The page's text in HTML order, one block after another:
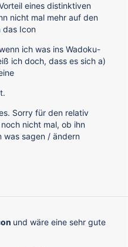
eines distinktiven
nicht mal mehr auf den
das Icon
ich was ins Wadoku-
ich doch, dass es sich a)
Sorry für den relativ
nicht mal, ob ihn
was sagen / ändern
und wäre eine sehr gute